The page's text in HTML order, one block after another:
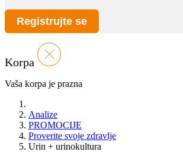
Registrujte se
Korpa
Vaša korpa je prazna
Analize
PROMOCIJE
Proverite svoje zdravlje
Urin + urinokultura